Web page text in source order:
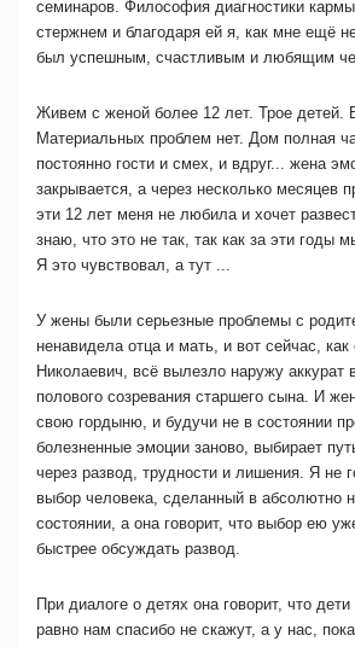
семинаров. Философия диагностики
стержнем и благодаря ей я, как мне ещё
был успешным, счастливым и любящим
Живем с женой более 12 лет. Трое детей.
Материальных проблем нет. Дом полная
постоянно гости и смех, и вдруг... жена
закрывается, а через несколько месяцев
эти 12 лет меня не любила и хочет
знаю, что это не так, так как за эти годы
Я это чувствовал, а тут ...
У жены были серьезные проблемы с
ненавидела отца и мать, и вот сейчас, как
Николаевич, всё вылезло наружу аккурат
полового созревания старшего сына. И
свою гордыню, и будучи не в состоянии
болезненные эмоции заново, выбирает
через развод, трудности и лишения. Я не
выбор человека, сделанный в абсолютно
состоянии, а она говорит, что выбор ею
быстрее обсуждать развод.
При диалоге о детях она говорит, что
равно нам спасибо не скажут, а у нас,